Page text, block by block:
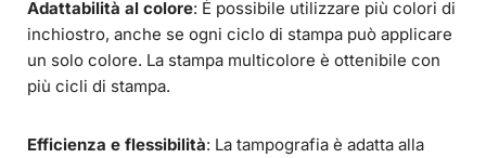
Adattabilità al colore: È possibile utilizzare più colori di
inchiostro, anche se ogni ciclo di stampa può applicare
un solo colore. La stampa multicolore è ottenibile con
più cicli di stampa.
Efficienza e flessibilità: La tampografia è adatta alla